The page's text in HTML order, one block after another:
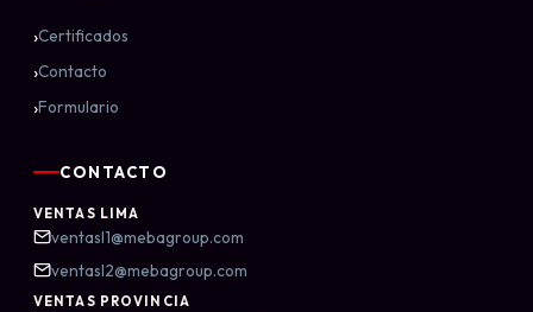
›Certificados
›Contacto
›Formulario
CONTACTO
VENTAS LIMA
ventasl1@mebagroup.com
ventasl2@mebagroup.com
VENTAS PROVINCIA